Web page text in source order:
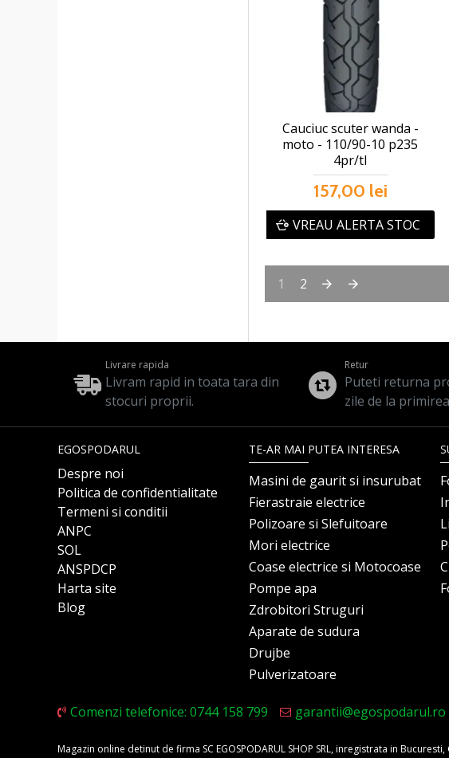
Cauciuc scuter wanda -
moto - 110/90-10 p235
4pr/tl
157,00 lei
VREAU ALERTA STOC
1 2
Livrare rapida
Livram rapid in toata tara din
stocuri proprii.
Retur
Puteti returna
zile de la
EGOSPODARUL
Despre noi
Politica de confidentialitate
Termeni si conditii
ANPC
SOL
ANSPDCP
Harta site
Blog
TE-AR MAI PUTEA INTERESA
Masini de gaurit si insurubat
Fierastraie electrice
Polizoare si Slefuitoare
Mori electrice
Coase electrice si Motocoase
Pompe apa
Zdrobitori Struguri
Aparate de sudura
Drujbe
Pulverizatoare
Comenzi telefonice: 0744 158 799 garantii@egospodarul.ro
Magazin online detinut de firma SC EGOSPODARUL SHOP SRL, inregistrata in